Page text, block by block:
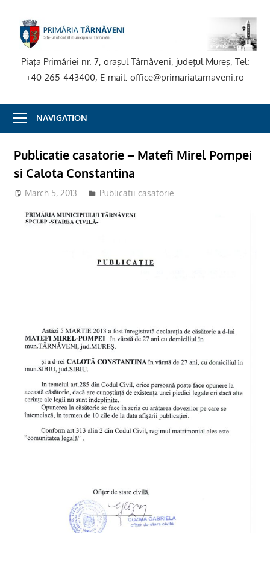
content
Piaţa Primăriei nr. 7, oraşul Târnăveni, judeţul Mureş, Tel:
+40-265-443400, E-mail: office@primariatarnaveni.ro
NAVIGATION
Publicatie casatorie – Matefi Mirel Pompei
si Calota Constantina
March 5, 2013 Publicatii casatorie